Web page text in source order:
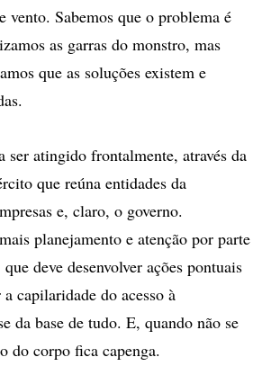
vento. Sabemos que o problema é
as garras do monstro, mas
que as soluções existem e
ser atingido frontalmente, através da
que reúna entidades da
e, claro, o governo.
planejamento e atenção por parte
deve desenvolver ações pontuais
capilaridade do acesso à
da base de tudo. E, quando não se
do corpo fica capenga.